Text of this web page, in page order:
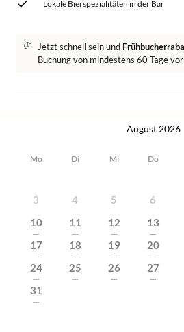
Lokale Bierspezialitäten in der Bar
Jetzt schnell sein und
Buchung von mindestens 60 Tage
August 2026
Mo Di Mi Do
3
4 5 6
10
---
11
---
12
---
13
---
17
---
18
---
19
---
20
---
24
---
25
---
26
---
27
---
31
---